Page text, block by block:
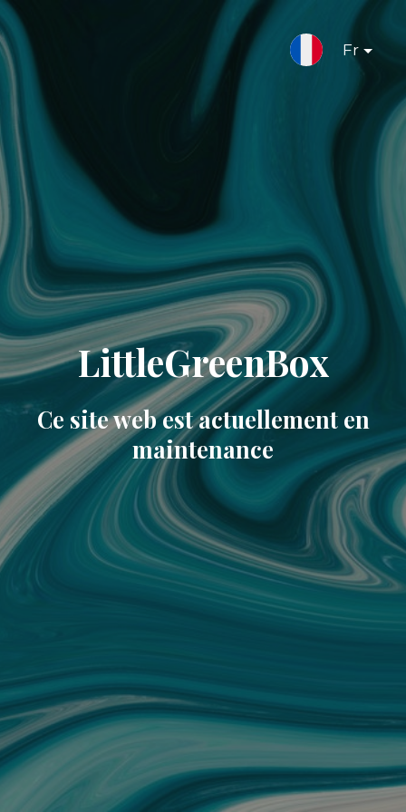
Fr
LittleGreenBox
Ce site web est actuellement en
maintenance